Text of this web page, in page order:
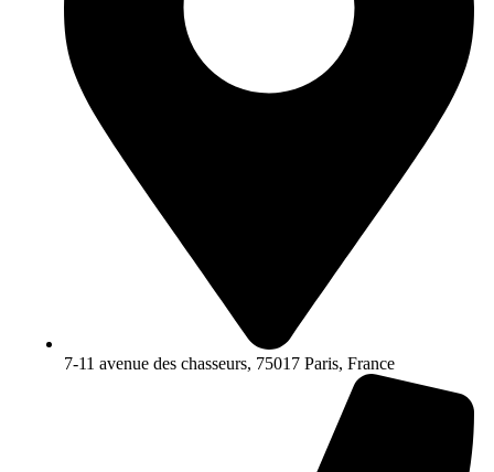
7-11 avenue des chasseurs, 75017 Paris, France